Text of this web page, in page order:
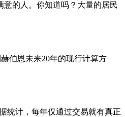
的人。你知道吗？大量的居民
伯恩未来20年的现行计算方
统计，每年仅通过交易就有真正